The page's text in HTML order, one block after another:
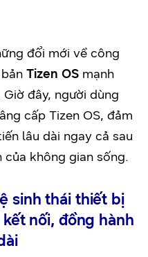
đổi mới về công
Tizen OS mạnh
đây, người dùng
cấp Tizen OS, đảm
lâu dài ngay cả sau
không gian sống.
sinh thái thiết bị
nối, đồng hành